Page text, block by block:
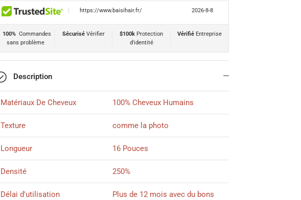
https://www.baisihair.fr/ 2026-8-8
100% Commandes
sans problème
SécuriséVérifier $100k Protection
d'identité
Vérifié Entreprise
Description
Matériaux De Cheveux 100% Cheveux Humains
Texture comme la photo
Longueur 16 Pouces
Densité 250%
Délai d'utilisation
Plus de 12 mois avec du bons